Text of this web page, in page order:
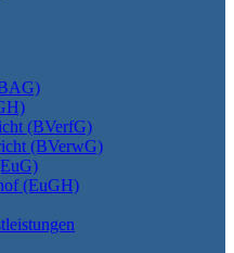
(BVerfG)
(BVerwG)
(EuGH)